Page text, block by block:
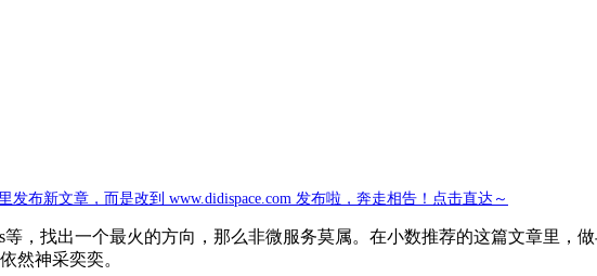
布新文章，而是改到 www.didispace.com 发布啦，奔走相告！点击直达～
，找出一个最火的方向，那么非微服务莫属。在小数推荐的这篇文章里，
然神采奕奕。